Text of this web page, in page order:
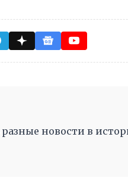
новости в